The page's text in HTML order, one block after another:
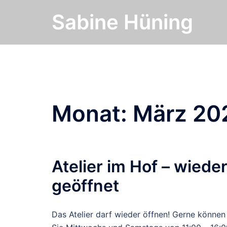
Sabine Hüning
Monat: März
Atelier im Hof – wieder
geöffnet
Das Atelier darf wieder öffnen! Gerne können